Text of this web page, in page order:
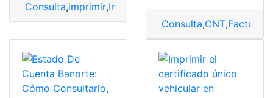
Consulta,imprimir,Imprimir recibo de luz de CFE,
Consulta,CNT,Factura